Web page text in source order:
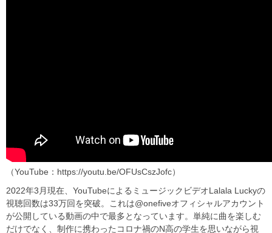
（YouTube：https://youtu.be/OFUsCszJofc）
2022年3月現在、YouTubeによるミュージックビデオLalala Luckyの
視聴回数は33万回を突破。これは@onefiveオフィシャルアカウント
が公開している動画の中で最多となっています。単純に曲を楽しむ
だけでなく、制作に携わったコロナ禍のN高の学生を思いながら視